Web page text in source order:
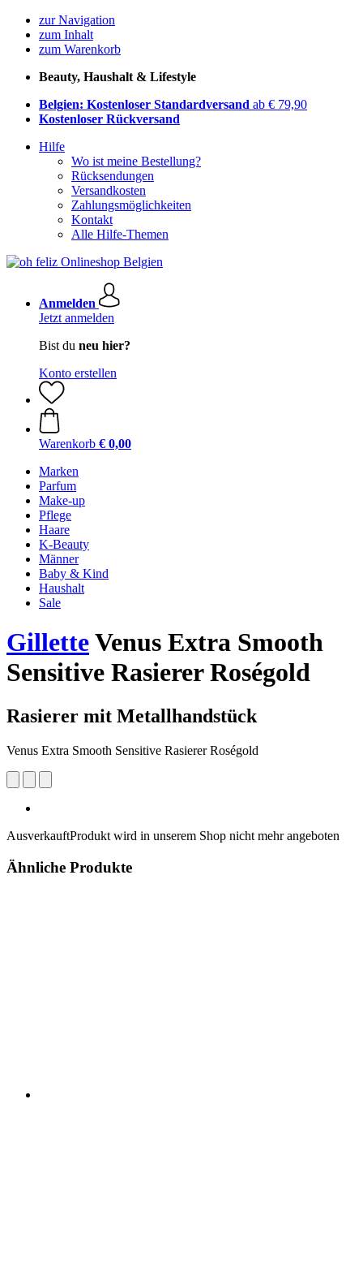
zur Navigation
zum Inhalt
zum Warenkorb
Beauty, Haushalt & Lifestyle
Belgien: Kostenloser Standardversand ab € 79,90
Kostenloser Rückversand
Hilfe
Wo ist meine Bestellung?
Rücksendungen
Versandkosten
Zahlungsmöglichkeiten
Kontakt
Alle Hilfe-Themen
Anmelden
Jetzt anmelden
Bist du neu hier?
Konto erstellen
Warenkorb € 0,00
Marken
Parfum
Make-up
Pflege
Haare
K-Beauty
Männer
Baby & Kind
Haushalt
Sale
GilletteVenus Extra Smooth
Sensitive Rasierer Roségold
Rasierer mit Metallhandstück
Venus Extra Smooth Sensitive Rasierer Roségold
AusverkauftProdukt wird in unserem Shop nicht mehr angeboten
Ähnliche Produkte